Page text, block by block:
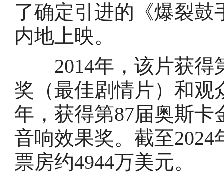
了确定引进的《爆裂鼓
内地上映。
2014年，该片获得
奖（最佳剧情片）和观
年，获得第87届奥斯
音响效果奖。截至
票房约4944万美元。